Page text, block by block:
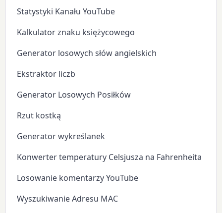
Statystyki Kanału YouTube
Kalkulator znaku księżycowego
Generator losowych słów angielskich
Ekstraktor liczb
Generator Losowych Posiłków
Rzut kostką
Generator wykreślanek
Konwerter temperatury Celsjusza na Fahrenheita
Losowanie komentarzy YouTube
Wyszukiwanie Adresu MAC